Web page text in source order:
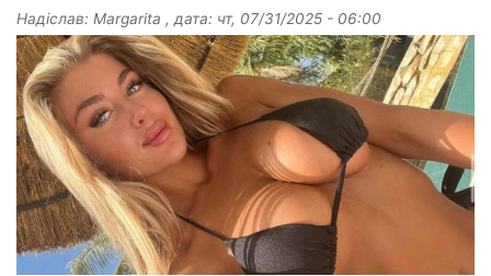
Надіслав: Margarita , дата: чт, 07/31/2025 - 06:00